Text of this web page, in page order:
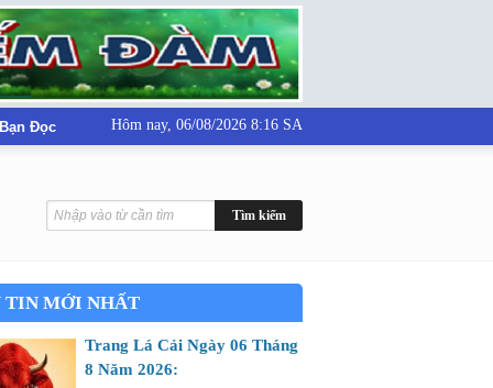
Đọc Hôm nay, 06/08/2026 8:16 SA
TIN MỚI NHẤT
Trang Lá Cải Ngày 06 Tháng
8 Năm 2026: